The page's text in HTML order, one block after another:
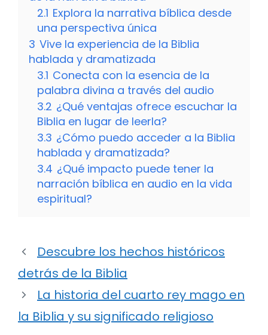
2.1 Explora la narrativa bíblica desde
una perspectiva única
3 Vive la experiencia de la Biblia
hablada y dramatizada
3.1 Conecta con la esencia de la
palabra divina a través del audio
3.2 ¿Qué ventajas ofrece escuchar la
Biblia en lugar de leerla?
3.3 ¿Cómo puedo acceder a la Biblia
hablada y dramatizada?
3.4 ¿Qué impacto puede tener la
narración bíblica en audio en la vida
espiritual?
Descubre los hechos históricos
detrás de la Biblia
La historia del cuarto rey mago en
la Biblia y su significado religioso